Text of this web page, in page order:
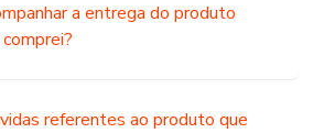
a entrega do produto
referentes ao produto que